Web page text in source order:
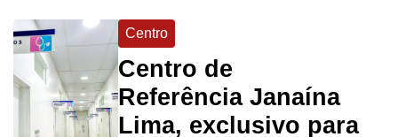
Centro
Centro de
Referência Janaína
Lima, exclusivo para